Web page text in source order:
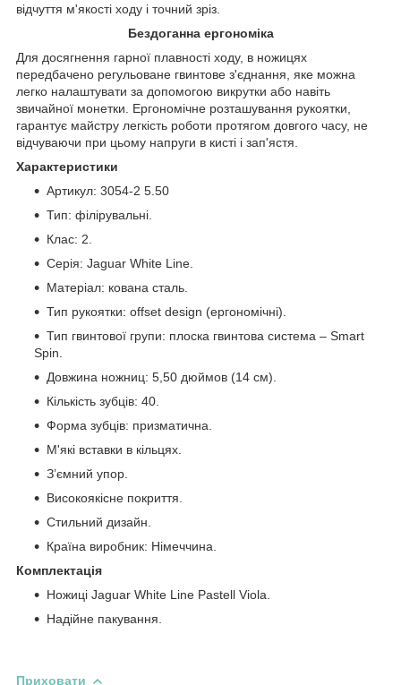
відчуття м'якості ходу і точний зріз.
Бездоганна ергономіка
Для досягнення гарної плавності ходу, в ножицях
передбачено регульоване гвинтове з'єднання, яке можна
легко налаштувати за допомогою викрутки або навіть
звичайної монетки. Ергономічне розташування рукоятки,
гарантує майстру легкість роботи протягом довгого часу, не
відчуваючи при цьому напруги в кисті і зап'ястя.
Характеристики
Артикул: 3054-2 5.50
Тип: філірувальні.
Клас: 2.
Серія: Jaguar White Line.
Матеріал: кована сталь.
Тип рукоятки: offset design (ергономічні).
Тип гвинтової групи: плоска гвинтова система – Smart
Spin.
Довжина ножниц: 5,50 дюймов (14 см).
Кількість зубців: 40.
Форма зубців: призматична.
М'які вставки в кільцях.
З’ємний упор.
Високоякісне покриття.
Стильний дизайн.
Країна виробник: Німеччина.
Комплектація
Ножиці Jaguar White Line Pastell Viola.
Надійне пакування.
Приховати